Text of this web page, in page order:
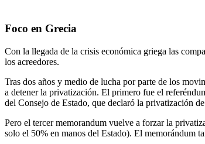
Foco en Grecia
Con la llegada de la crisis económica griega las
los acreedores.
Tras dos años y medio de lucha por parte de los
a detener la privatización. El primero fue el
del Consejo de Estado, que declaró la privatización
Pero el tercer memorandum vuelve a forzar la
solo el 50% en manos del Estado). El memorándum